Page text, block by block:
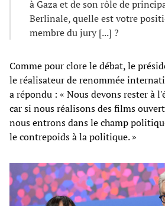
à Gaza et de son rôle de
Berlinale, quelle est votre
membre du jury [...] ?
Comme pour clore le débat, le
le réalisateur de renommée
a répondu : « Nous devons rester à
car si nous réalisons des films
nous entrons dans le champ
le contrepoids à la politique. »